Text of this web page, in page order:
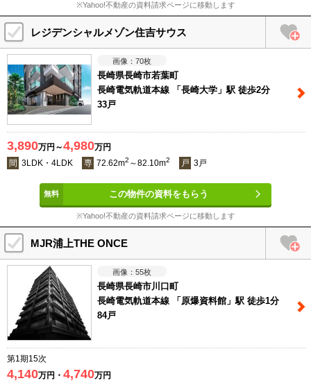
※Yahoo!不動産の資料請求ページに移動します
レジデンシャルメゾン住吉サウス
70枚
長崎県長崎市若葉町
長崎電気軌道本線 「長崎大学」駅 徒歩2分
33戸
3,890万円～4,980万円
間 3LDK・4LDK 専 72.62m2 ～82.10m2 戸 3戸
この物件の資料をもらう
※Yahoo!不動産の資料請求ページに移動します
MJR浦上THE ONCE
55枚
長崎県長崎市川口町
長崎電気軌道本線 「原爆資料館」駅 徒歩1分
84戸
第1期15次
4,140万円・ 4,740万円